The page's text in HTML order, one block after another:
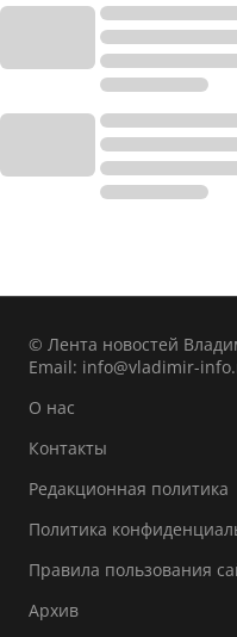
© Лента новостей
Email: info@vladimir-
О нас
Контакты
Редакционная политика
Политика
Правила пользования
Архив